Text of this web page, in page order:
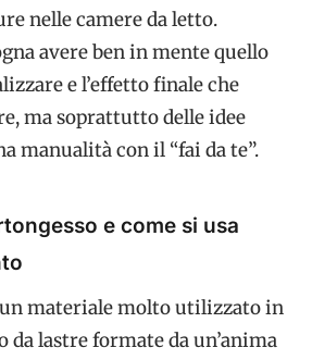
nelle camere da letto.
avere ben in mente quello
e l’effetto finale che
ma soprattutto delle idee
manualità con il “fai da te”.
e come si usa
materiale molto utilizzato in
lastre formate da un’anima